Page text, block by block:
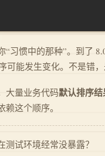
“习惯中的那种”。到了
可能发生变化。不是错，
大量业务代码默认排序
这个顺序。
测试环境经常没暴露？